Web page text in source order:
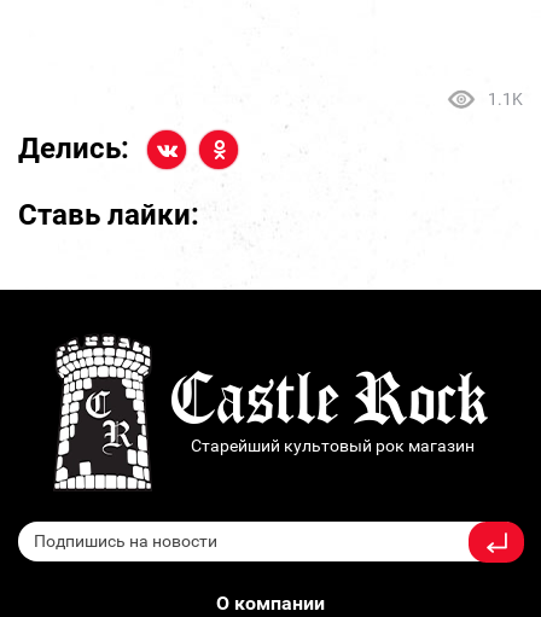
1.1K
Делись:
Ставь лайки:
Старейший культовый рок магазин
О компании